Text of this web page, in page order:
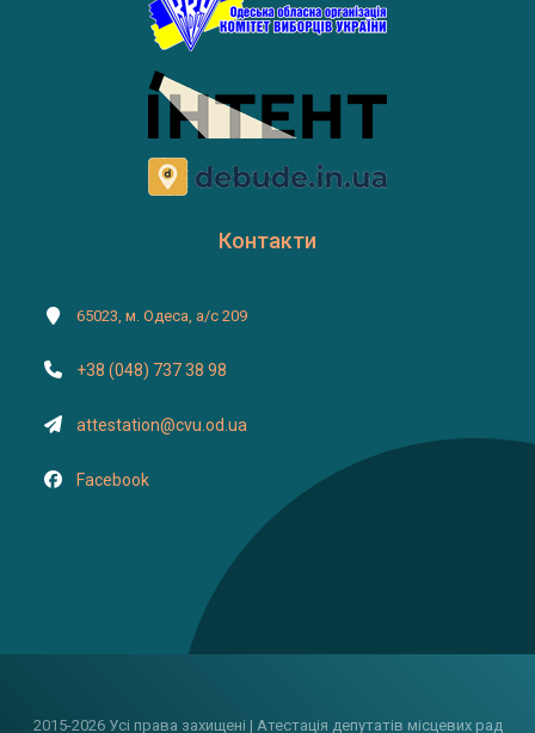
Контакти
65023, м. Одеса, а/с 209
+38 (048) 737 38 98
attestation@cvu.od.ua
Facebook
2015-2026 Усі права захищені | Атестація депутатів місцевих рад